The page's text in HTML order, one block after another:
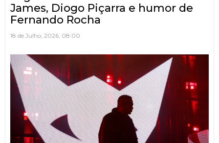
James, Diogo Piçarra e humor de
Fernando Rocha
18 de Julho, 2026, 08:00